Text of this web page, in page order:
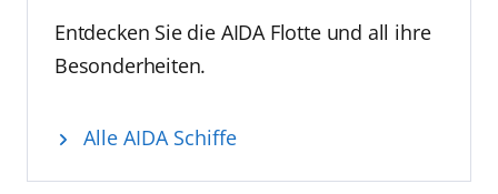
Entdecken Sie die AIDA Flotte und all ihre
Besonderheiten.
Alle AIDA Schiffe